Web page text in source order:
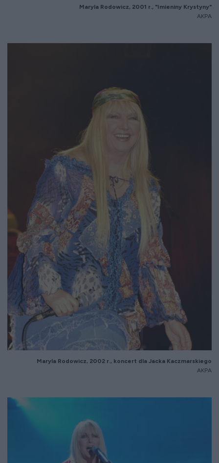
Maryla Rodowicz, 2001 r., "Imieniny Krystyny"
AKPA
Maryla Rodowicz, 2002 r., koncert dla Jacka Kaczmarskiego
AKPA